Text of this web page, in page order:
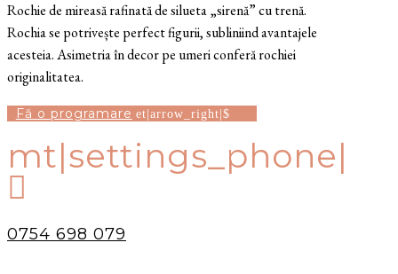
Rochie de mireasă rafinată de silueta „sirenă” cu trenă.
Rochia se potrivește perfect figurii, subliniind avantajele
acesteia. Asimetria în decor pe umeri conferă rochiei
originalitatea.
Fă o programare
mt|settings_phone|

0754 698 079